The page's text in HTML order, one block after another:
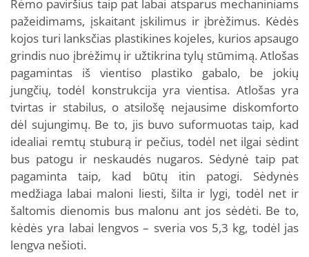
Rėmo paviršius taip pat labai atsparus mechaniniams
pažeidimams, įskaitant įskilimus ir įbrėžimus. Kėdės
kojos turi lanksčias plastikines kojeles, kurios apsaugo
grindis nuo įbrėžimų ir užtikrina tylų stūmimą. Atlošas
pagamintas iš vientiso plastiko gabalo, be jokių
jungčių, todėl konstrukcija yra vientisa. Atlošas yra
tvirtas ir stabilus, o atsilošę nejausime diskomforto
dėl sujungimų. Be to, jis buvo suformuotas taip, kad
idealiai remtų stuburą ir pečius, todėl net ilgai sėdint
bus patogu ir neskaudės nugaros. Sėdynė taip pat
pagaminta taip, kad būtų itin patogi. Sėdynės
medžiaga labai maloni liesti, šilta ir lygi, todėl net ir
šaltomis dienomis bus malonu ant jos sėdėti. Be to,
kėdės yra labai lengvos – sveria vos 5,3 kg, todėl jas
lengva nešioti.